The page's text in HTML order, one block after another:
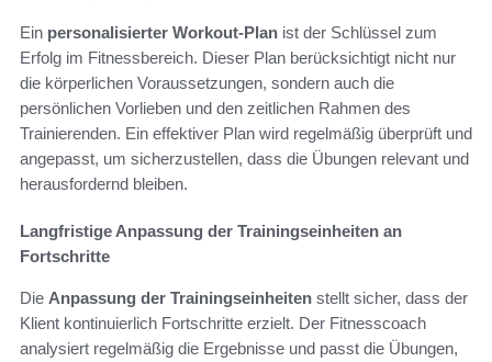
Ein personalisierter Workout-Plan ist der Schlüssel zum
Erfolg im Fitnessbereich. Dieser Plan berücksichtigt nicht nur
die körperlichen Voraussetzungen, sondern auch die
persönlichen Vorlieben und den zeitlichen Rahmen des
Trainierenden. Ein effektiver Plan wird regelmäßig überprüft und
angepasst, um sicherzustellen, dass die Übungen relevant und
herausfordernd bleiben.
Langfristige Anpassung der Trainingseinheiten an
Fortschritte
Die Anpassung der Trainingseinheiten stellt sicher, dass der
Klient kontinuierlich Fortschritte erzielt. Der Fitnesscoach
analysiert regelmäßig die Ergebnisse und passt die Übungen,